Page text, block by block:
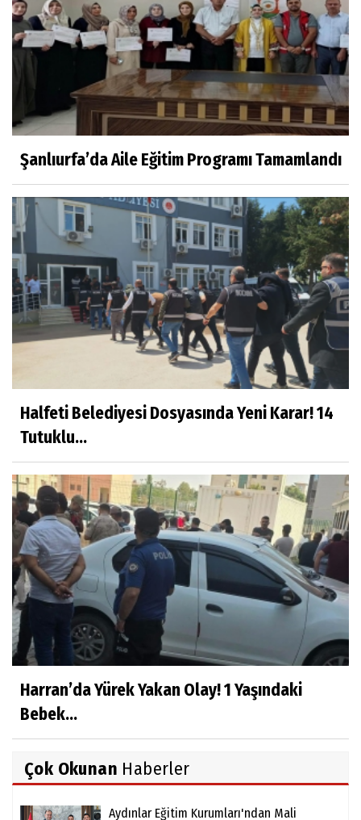
Şanlıurfa’da Aile Eğitim Programı Tamamlandı
Halfeti Belediyesi Dosyasında Yeni Karar! 14
Tutuklu...
Harran’da Yürek Yakan Olay! 1 Yaşındaki
Bebek...
Çok Okunan Haberler
Aydınlar Eğitim Kurumları'ndan Mali